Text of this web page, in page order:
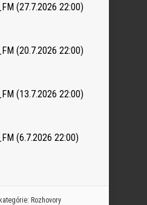
(27.7.2026 22:00)
(20.7.2026 22:00)
(13.7.2026 22:00)
(6.7.2026 22:00)
Rozhovory